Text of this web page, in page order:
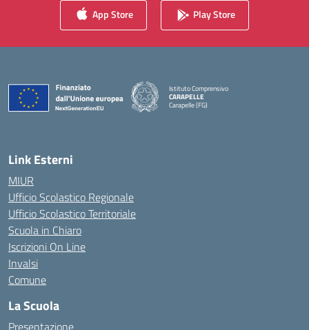
App Store Play Store
Istituto Comprensivo
CARAPELLE
Carapelle (FG)
— Visita la pagina iniziale della scuola
Link Esterni
MIUR
Ufficio Scolastico Regionale
Ufficio Scolastico Territoriale
Scuola in Chiaro
Iscrizioni On Line
Invalsi
Comune
La Scuola
Presentazione